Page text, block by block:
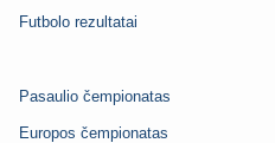
Futbolo rezultatai
Pasaulio čempionatas
Europos čempionatas